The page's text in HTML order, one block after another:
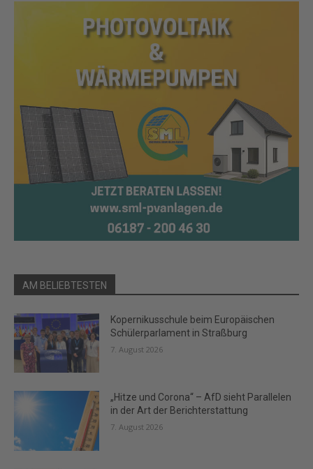
AM BELIEBTESTEN
Kopernikusschule beim Europäischen
Schülerparlament in Straßburg
7. August 2026
„Hitze und Corona“ – AfD sieht Parallelen
in der Art der Berichterstattung
7. August 2026